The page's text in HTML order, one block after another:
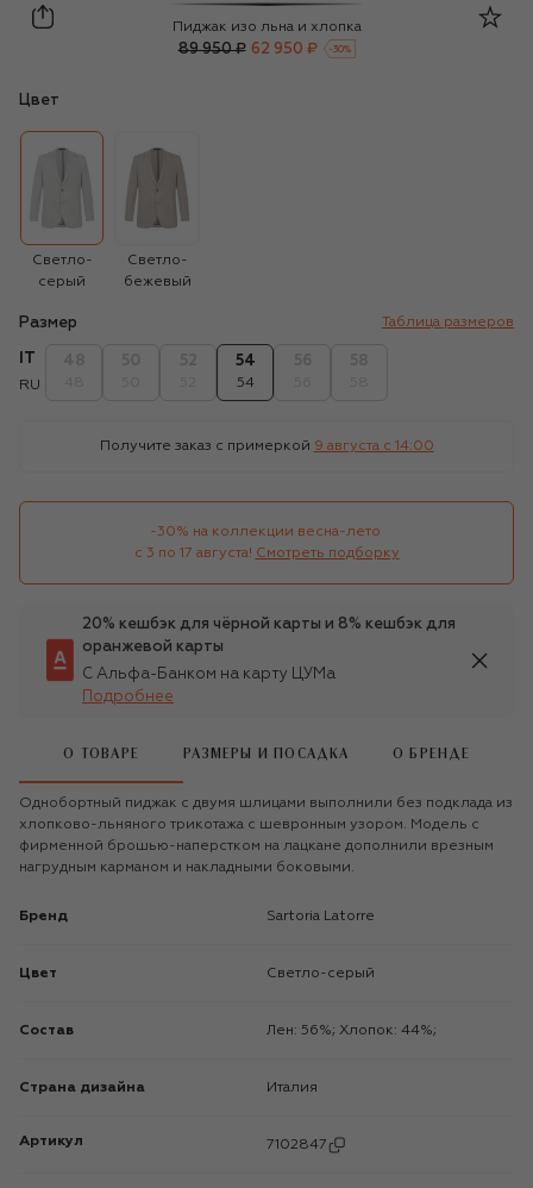
Sartoria Latorre
Пиджак изо льна и хлопка
89 950 ₽ 62 950 ₽ -30%
Цвет
Светло-
серый
Светло-
бежевый
Размер Таблица размеров
RU
54
54
Получите заказ с примеркой 9 августа c 14:00
-30% на коллекции весна-лето
с 3 по 17 августа! Смотреть подборку
20% кешбэк для чёрной карты и 8% кешбэк для
оранжевой карты
С Альфа-Банком на карту ЦУМа
Подробнее
О ТОВАРЕ РАЗМЕРЫ И ПОСАДКА О БРЕНДЕ
Однобортный пиджак с двумя шлицами выполнили без подклада из
хлопково-льняного трикотажа с шевронным узором. Модель с
фирменной брошью-наперстком на лацкане дополнили врезным
нагрудным карманом и накладными боковыми.
Бренд Sartoria Latorre
Цвет Светло-серый
Состав Лен: 56%; Хлопок: 44%;
Страна дизайна Италия
Артикул 7102847